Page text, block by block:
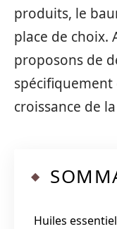
produits, le
place de choix.
proposons de
croissance de
Huiles